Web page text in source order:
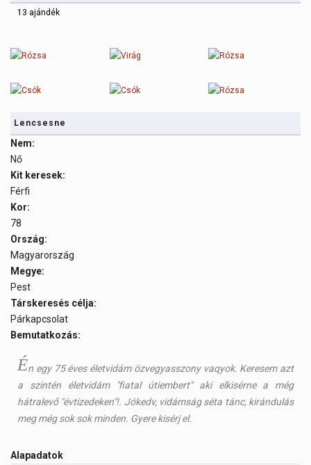
13 ajándék
Lencsesne
Nem:
Nő
Kit keresek:
Férfi
Kor:
78
Ország:
Magyarország
Megye:
Pest
Társkeresés célja:
Párkapcsolat
Bemutatkozás:
Én egy 75 éves életvidám özvegyasszony vaqyok. Keresem azt
a szintén életvidám "fiatal útiembert" aki elkisérne a még
hátralevő "évtizedeken"!. Jókedv, vidámság séta tánc, kirándulás
meg még sok sok minden. Gyere kisérj el.
Alapadatok